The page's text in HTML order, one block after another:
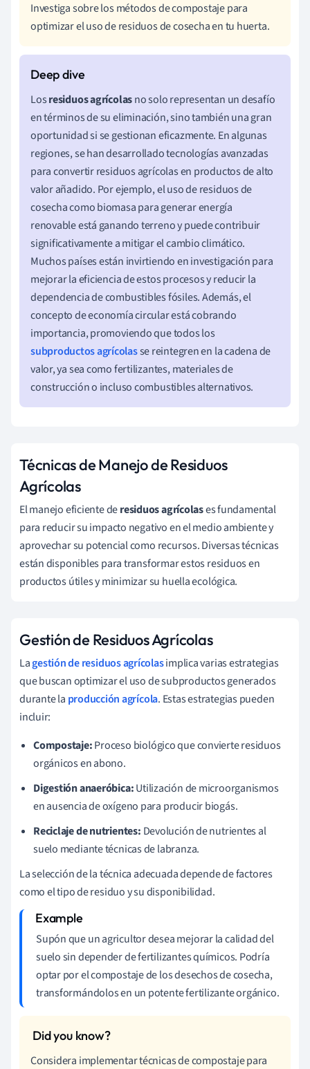
Investiga sobre los métodos de compostaje para
optimizar el uso de residuos de cosecha en tu huerta.
Losresiduos agrícolasno solo representan un desafío
en términos de su eliminación, sino también una gran
oportunidad si se gestionan eficazmente. En algunas
regiones, se han desarrollado tecnologías avanzadas
para convertir residuos agrícolas en productos de alto
valor añadido. Por ejemplo, el uso de residuos de
cosecha como biomasa para generar energía
renovable está ganando terreno y puede contribuir
significativamente a mitigar el cambio climático.
Muchos países están invirtiendo en investigación para
mejorar la eficiencia de estos procesos y reducir la
dependencia de combustibles fósiles. Además, el
concepto de economía circular está cobrando
importancia, promoviendo que todos los
subproductos agrícolasse reintegren en la cadena de
valor, ya sea como fertilizantes, materiales de
construcción o incluso combustibles alternativos.
Técnicas de Manejo de Residuos
Agrícolas
El manejo eficiente deresiduos agrícolases fundamental
para reducir su impacto negativo en el medio ambiente y
aprovechar su potencial como recursos. Diversas técnicas
están disponibles para transformar estos residuos en
productos útiles y minimizar su huella ecológica.
Gestión de Residuos Agrícolas
Lagestión de residuos agrícolasimplica varias estrategias
que buscan optimizar el uso de subproductos generados
durante la producción agrícola. Estas estrategias pueden
incluir:
Compostaje:Proceso biológico que convierte residuos
orgánicos en abono.
Digestión anaeróbica:Utilización de microorganismos
en ausencia de oxígeno para producir biogás.
Reciclaje de nutrientes: Devolución de nutrientes al
suelo mediante técnicas de labranza.
La selección de la técnica adecuada depende de factores
como el tipo de residuo y su disponibilidad.
Supón que un agricultor desea mejorar la calidad del
suelo sin depender de fertilizantes químicos. Podría
optar por el compostaje de los desechos de cosecha,
transformándolos en un potente fertilizante orgánico.
Considera implementar técnicas de compostaje para